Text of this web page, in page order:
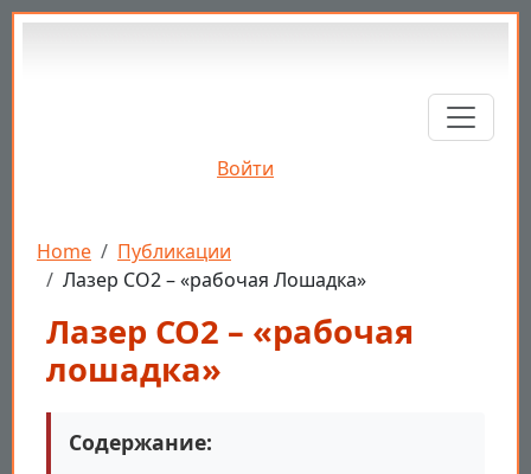
Перейти к основному содержанию
Войти
Строка навигации
Home
Публикации
Лазер CO2 – «рабочая Лошадка»
Лазер CO2 – «рабочая
лошадка»
Содержание: